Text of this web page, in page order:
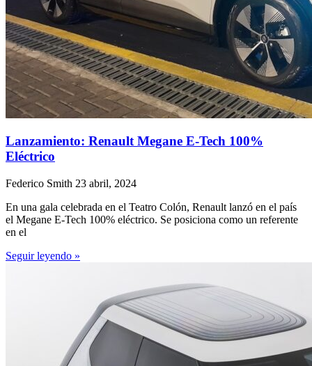
Lanzamiento: Renault Megane E-Tech 100%
Eléctrico
Federico Smith 23 abril, 2024
En una gala celebrada en el Teatro Colón, Renault lanzó en el país
el Megane E-Tech 100% eléctrico. Se posiciona como un referente
en el
Seguir leyendo »